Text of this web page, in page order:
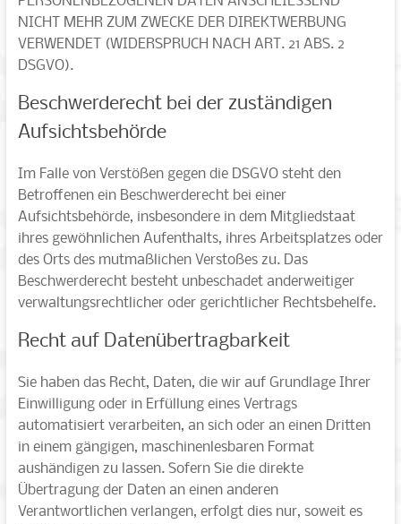
NICHT MEHR ZUM ZWECKE DER DIREKTWERBUNG
VERWENDET (WIDERSPRUCH NACH ART. 21 ABS. 2
DSGVO).
Beschwerde­recht bei der zuständigen
Aufsichts­behörde
Im Falle von Verstößen gegen die DSGVO steht den
Betroffenen ein Beschwerderecht bei einer
Aufsichtsbehörde, insbesondere in dem Mitgliedstaat
ihres gewöhnlichen Aufenthalts, ihres Arbeitsplatzes oder
des Orts des mutmaßlichen Verstoßes zu. Das
Beschwerderecht besteht unbeschadet anderweitiger
verwaltungsrechtlicher oder gerichtlicher Rechtsbehelfe.
Recht auf Daten­übertrag­barkeit
Sie haben das Recht, Daten, die wir auf Grundlage Ihrer
Einwilligung oder in Erfüllung eines Vertrags
automatisiert verarbeiten, an sich oder an einen Dritten
in einem gängigen, maschinenlesbaren Format
aushändigen zu lassen. Sofern Sie die direkte
Übertragung der Daten an einen anderen
Verantwortlichen verlangen, erfolgt dies nur, soweit es